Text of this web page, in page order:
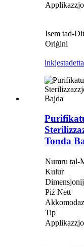
Isem tad-
Oriġini
inkjesta
Tonda
Numru tal-
Kulur
Piż Nett
Tip